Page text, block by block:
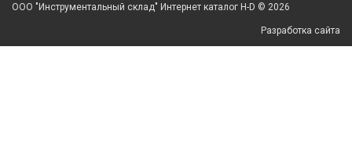
ООО "Инструментальный склад" Интернет каталог H-D © 2026
Разработка сайта